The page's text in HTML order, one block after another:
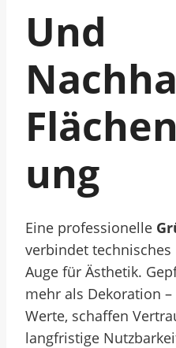
Und
Ung
Eine professionelle
verbindet
Auge für Ästhetik.
mehr als Dekoration
Werte, schaffen
langfristige